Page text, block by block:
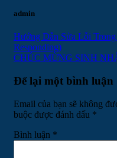
admin
Hướng Dẫn Sửa Lỗi
Responding)
CHÚC MỪNG SINH
Để lại một bình luận
Email của bạn sẽ không
buộc được đánh dấu *
Bình luận *